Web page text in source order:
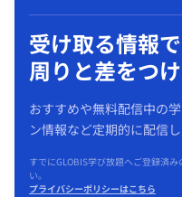
受け取る情報で
周りと差をつ
おすすめや無料配信中の
ン情報など定期的に配信し
すでにGLOBIS学び放題へご登録済
い。
プライバシーポリシーはこちら